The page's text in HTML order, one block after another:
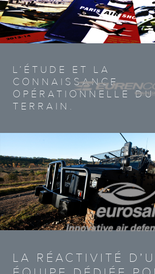
L’ÉTUDE ET LA
CONNAISSANCE
OPÉRATIONNELLE DU
TERRAIN.
LA RÉACTIVITÉ